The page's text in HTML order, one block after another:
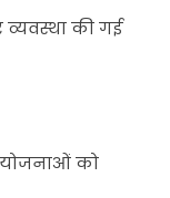
की गई
योजनाओं को